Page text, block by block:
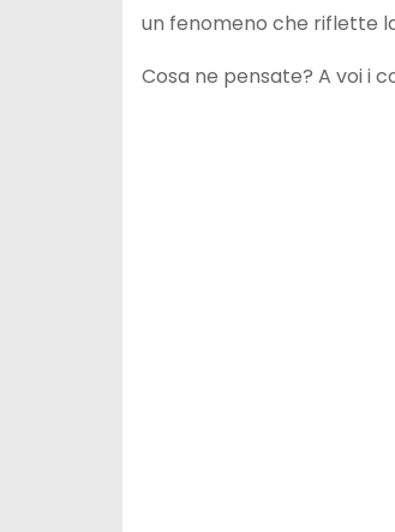
un fenomeno che riflette
Cosa ne pensate? A voi i